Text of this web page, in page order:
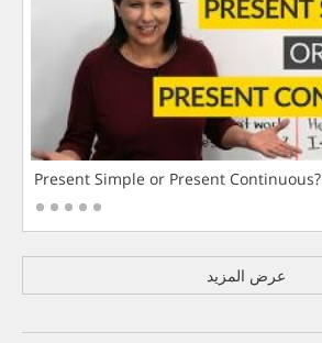
Present Simple or Present Continuous?
عرض المزيد